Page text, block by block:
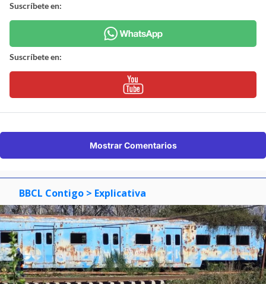
Suscríbete en:
Suscríbete en:
Mostrar Comentarios
BBCL Contigo > Explicativa